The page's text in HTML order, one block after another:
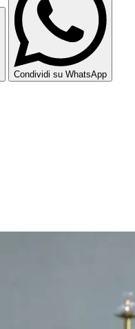
Condividi su WhatsApp